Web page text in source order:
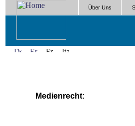
Über Uns
Medienrecht: